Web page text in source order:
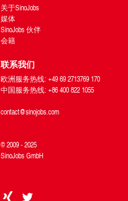
关于SinoJobs
媒体
SinoJobs 伙伴
会籍
联系我们
欧洲服务热线: +49 69 2713769 170
中国服务热线: +86 400 822 1055
contact@sinojobs.com
© 2009 - 2025
SinoJobs GmbH